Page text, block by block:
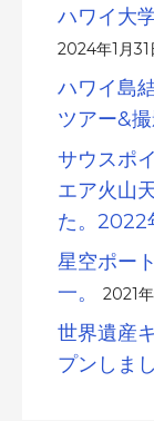
ハワイ大
2024年1月31
ハワイ島
ツアー&
サウスポ
エア火山
た。2022
星空ポー
一。
2021
世界遺産
プンしまし